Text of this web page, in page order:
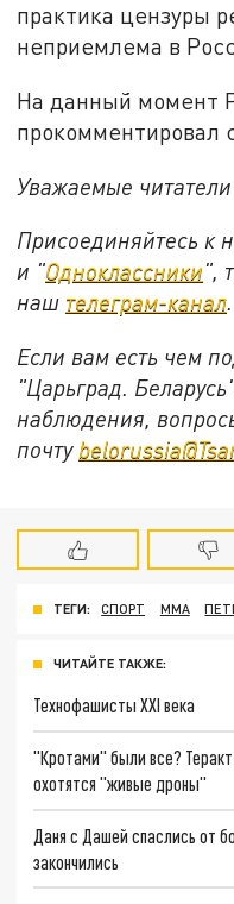
практика цензуры
неприемлема в
На данный момент
прокомментировал
Уважаемые
Присоединяйтесь к
и "Одноклассники",
наш телеграм-канал.
Если вам есть чем
"Царьград.
наблюдения,
почту
ТЕГИ: СПОРТ ММА
ЧИТАЙТЕ ТАКЖЕ:
Технофашисты XXI века
"Кротами" были все?
охотятся "живые дроны"
Даня с Дашей спаслись от
закончились